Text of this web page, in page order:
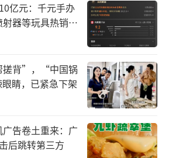
期宣传中表示，本次活动
敬畏，以艺术为媒，共缔高
也提前考虑到了环保方面的
龙》所采用的彩色烟花粉均为
污染排放符合环保标准。在
了充足预案，如提前引导鼠
燃放区，燃放后立即清理残
生态隐患。
亿元：千元手办
器等玩具热销海
搓背”，“中国锅
睛，已紧急下架
告卷土重来：广
后跳转第三方